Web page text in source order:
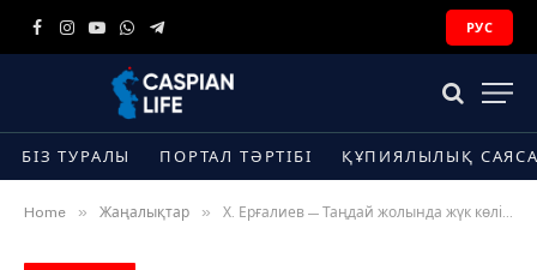
Facebook
Instagram
YouTube
WhatsApp
Telegram
РУС
БІЗ ТУРАЛЫ ПОРТАЛ ТӘРТІБІ ҚҰПИЯЛЫЛЫҚ
Home » Жаңалықтар » Х. Ерғалиев — Таңдай жолында жүк көлігінің қозғалысына шектеу енгізілді